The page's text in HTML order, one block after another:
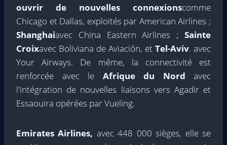
ouvrir de nouvelles connexionscomme
Chicago et Dallas, exploités par American Airlines ;
Shanghaiavec China Eastern Airlines ; Sainte
Croixavec Boliviana de Aviación, et Tel-Aviv. avec
Your Airways. De même, la connectivité est
renforcée avec le Afrique du Nord avec
l'intégration de nouvelles liaisons vers Agadir et
Essaouira opérées par Vueling.
Emirates Airlines, avec 448 000 sièges, elle se